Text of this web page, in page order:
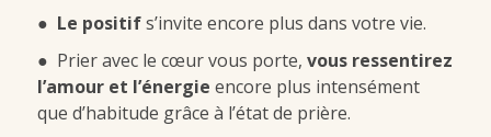
● Le positifs’invite encore plus dans votre vie.
● Prier avec le cœur vous porte, vous ressentirez
l’amour et l’énergie encore plus intensément
que d’habitude grâce à l’état de prière.